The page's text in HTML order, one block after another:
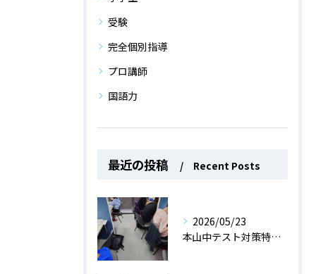
受験
完全個別指導
プロ講師
国語力
最近の投稿 Recent Posts
2026/05/23
本山中テスト対策特訓中！